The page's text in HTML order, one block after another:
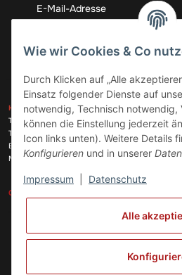
KONTAKT
Telefon:+49 (0)6074 816 08 0
Telefax:
+49 (0)6074 215 08 60
E-Mail:
info@meinhausgeraetedoc.de
Max Planck Str. 6 c, 63322 Rödermark
GESETZLICHE INFORMATIONEN
Vertrag
Wie wir Cookies & Co
Durch Klicken auf „Alle
Einsatz folgender Dienste auf
notwendig, Technisch notwendig,
können die Einstellung jederzeit
Icon links unten). Weitere Details
Konfigurieren und in unserer
Impressum Datenschutz
Alle